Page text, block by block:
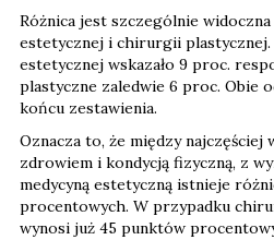
Różnica jest szczególnie
estetycznej i chirurgii plastycznej.
estetycznej wskazało 9 proc.
plastyczne zaledwie 6 proc. Obie
końcu zestawienia.
Oznacza to, że między najczęściej
zdrowiem i kondycją fizyczną, z
medycyną estetyczną istnieje
procentowych. W przypadku
wynosi już 45 punktów